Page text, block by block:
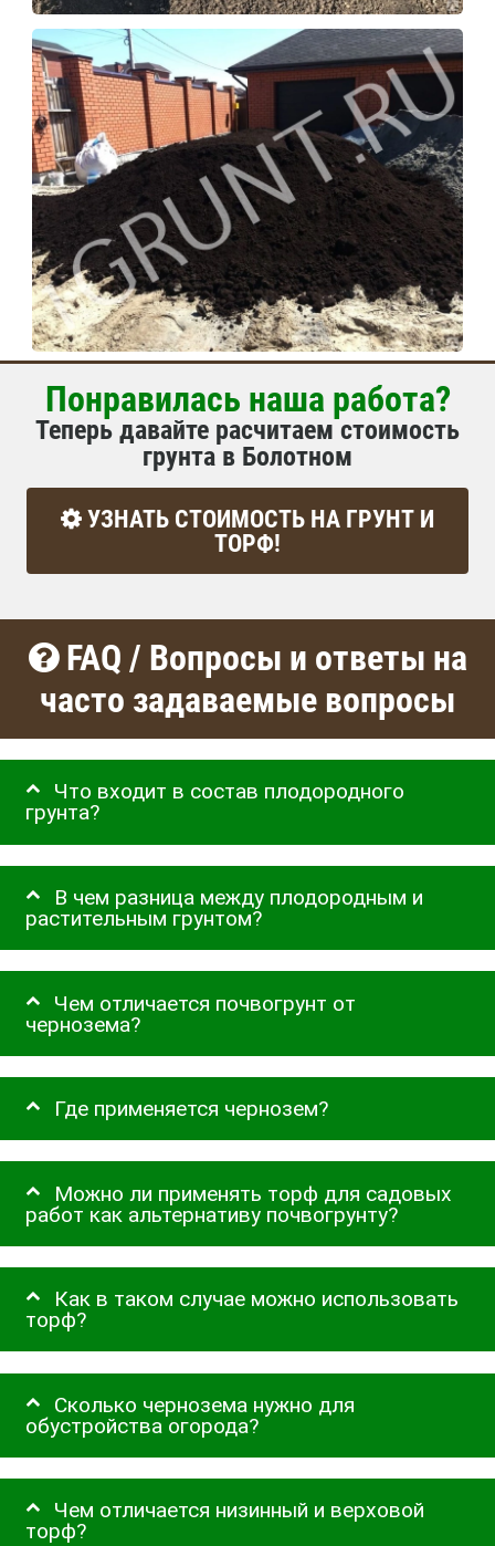
Понравилась наша работа?
Теперь давайте расчитаем стоимость
грунта в Болотном
УЗНАТЬ СТОИМОСТЬ НА ГРУНТ И
ТОРФ!
FAQ / Вопросы и ответы на
часто задаваемые вопросы
Что входит в состав плодородного
грунта?
В чем разница между плодородным и
растительным грунтом?
Чем отличается почвогрунт от
чернозема?
Где применяется чернозем?
Можно ли применять торф для садовых
работ как альтернативу почвогрунту?
Как в таком случае можно использовать
торф?
Сколько чернозема нужно для
обустройства огорода?
Чем отличается низинный и верховой
торф?